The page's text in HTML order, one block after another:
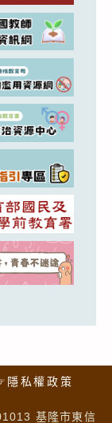
私權政策
基隆市東信